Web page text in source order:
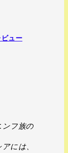
ビュー
フ族の
には、